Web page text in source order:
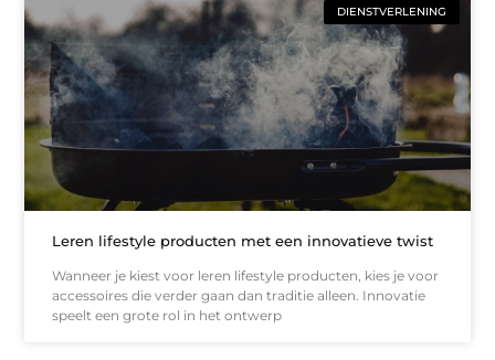
DIENSTVERLENING
Leren lifestyle producten met een innovatieve twist
Wanneer je kiest voor leren lifestyle producten, kies je voor
accessoires die verder gaan dan traditie alleen. Innovatie
speelt een grote rol in het ontwerp